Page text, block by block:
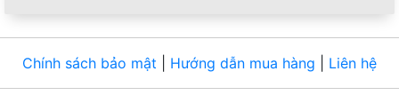
Chính sách bảo mật Hướng dẫn mua hàng Liên hệ